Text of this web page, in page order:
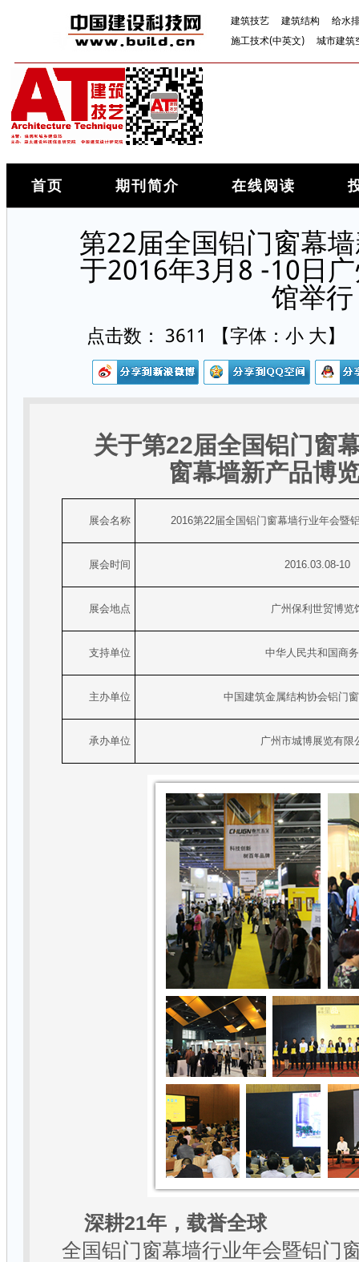
建筑技艺 建筑结构
给水
施工技术(中英文)
城市建筑
首页 期刊简介 在线阅读
第22届全国铝门窗幕
于2016年3月8 -10日
馆举行
点击数： 3611 【字体： 小 大】
关于第22届全国铝门窗
窗幕墙新产品博
展会名称 2016第22届全国铝门窗幕墙行业年会暨
展会时间 2016.03.08-10
展会地点 广州保利世贸博览
支持单位 中华人民共和国商
主办单位 中国建筑金属结构协会铝门
承办单位 广州市城博展览有限
深耕21年，载誉全球
全国铝门窗幕墙行业年会暨铝门